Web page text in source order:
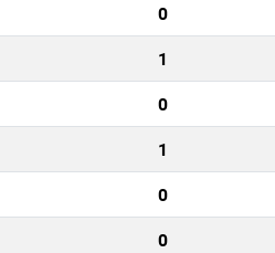
0
1
0
1
0
0